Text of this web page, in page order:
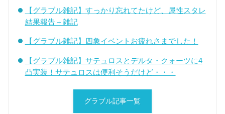
【グラブル雑記】すっかり忘れてたけど、属性スタレ
結果報告＋雑記
【グラブル雑記】四象イベントお疲れさまでした！
【グラブル雑記】サテュロスとデルタ・クォーツに4
凸実装！サテュロスは便利そうだけど・・・
グラブル記事一覧